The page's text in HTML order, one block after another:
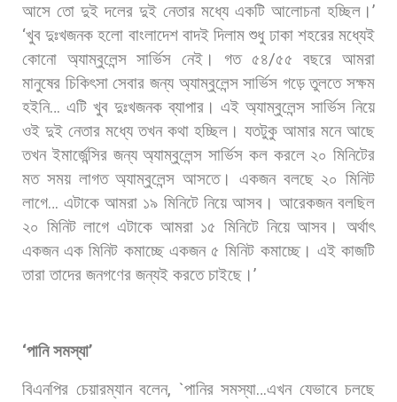
আসে তো দুই দলের দুই নেতার মধ্যে একটি আলোচনা হচ্ছিল।’
‘খুব দুঃখজনক হলো বাংলাদেশ বাদই দিলাম শুধু ঢাকা শহরের মধ্যেই
কোনো অ্যাম্বুলেন্স সার্ভিস নেই। গত ৫৪/৫৫ বছরে আমরা
মানুষের চিকিৎসা সেবার জন্য অ্যাম্বুলেন্স সার্ভিস গড়ে তুলতে সক্ষম
হইনি… এটি খুব দুঃখজনক ব্যাপার। এই অ্যাম্বুলেন্স সার্ভিস নিয়ে
ওই দুই নেতার মধ্যে তখন কথা হচ্ছিল। যতটুকু আমার মনে আছে
তখন ইমার্জেন্সির জন্য অ্যাম্বুলেন্স সার্ভিস কল করলে ২০ মিনিটের
মত সময় লাগত অ্যাম্বুলেন্স আসতে। একজন বলছে ২০ মিনিট
লাগে…এটাকে আমরা ১৯ মিনিটে নিয়ে আসব। আরেকজন বলছিল
২০ মিনিট লাগে এটাকে আমরা ১৫ মিনিটে নিয়ে আসব।
অর্থাৎ
একজন এক মিনিট কমাচ্ছে একজন ৫ মিনিট কমাচ্ছে। এই কাজটি
তারা তাদের জনগণের জন্যই করতে চাইছে।’
‘পানি সমস্যা’
বিএনপির চেয়ারম্যান বলেন, `পানির সমস্যা…এখন যেভাবে চলছে